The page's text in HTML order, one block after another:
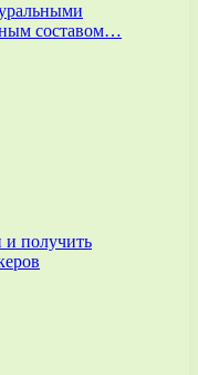
составом…
и получить